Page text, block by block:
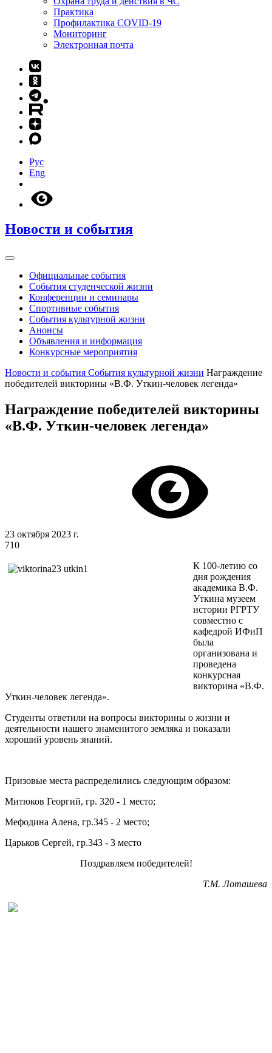
Практика
Профилактика COVID-19
Мониторинг
Электронная почта
Рус
Eng
Новости и события
Официальные события
События студенческой жизни
Конференции и семинары
Спортивные события
События культурной жизни
Анонсы
Объявления и информация
Конкурсные мероприятия
Новости и события События культурной жизни Награждение
победителей викторины «В.Ф. Уткин-человек легенда»
Награждение победителей викторины
«В.Ф. Уткин-человек легенда»
23 октября 2023 г.
710
К 100-летию со
дня рождения
академика В.Ф.
Уткина музеем
истории РГРТУ
совместно с
кафедрой ИФиП
была
организована и
проведена
конкурсная
викторина «В.Ф.
Уткин-человек легенда».
Студенты ответили на вопросы викторины о жизни и
деятельности нашего знаменитого земляка и показали
хороший уровень знаний.
Призовые места распределились следующим образом:
Митюков Георгий, гр. 320 - 1 место;
Мефодина Алена, гр.345 - 2 место;
Царьков Сергей, гр.343 - 3 место
Поздравляем победителей!
Т.М. Лоташева